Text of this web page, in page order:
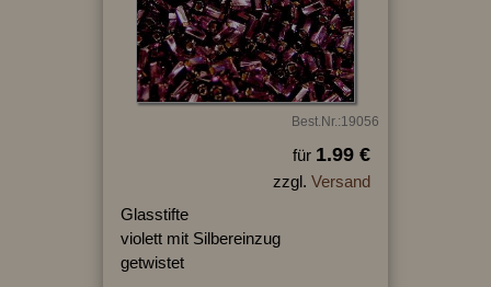
Best.Nr.:19056
für 1.99 €
zzgl. Versand
Glasstifte
violett mit Silbereinzug
getwistet